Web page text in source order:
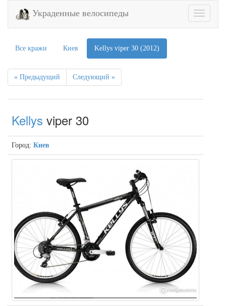
Toggle
Украденные велосипеды
Все кражи Киев Kellys viper 30 (2012)
« Предыдущий Следующий »
Kellys viper 30
Город: Киев